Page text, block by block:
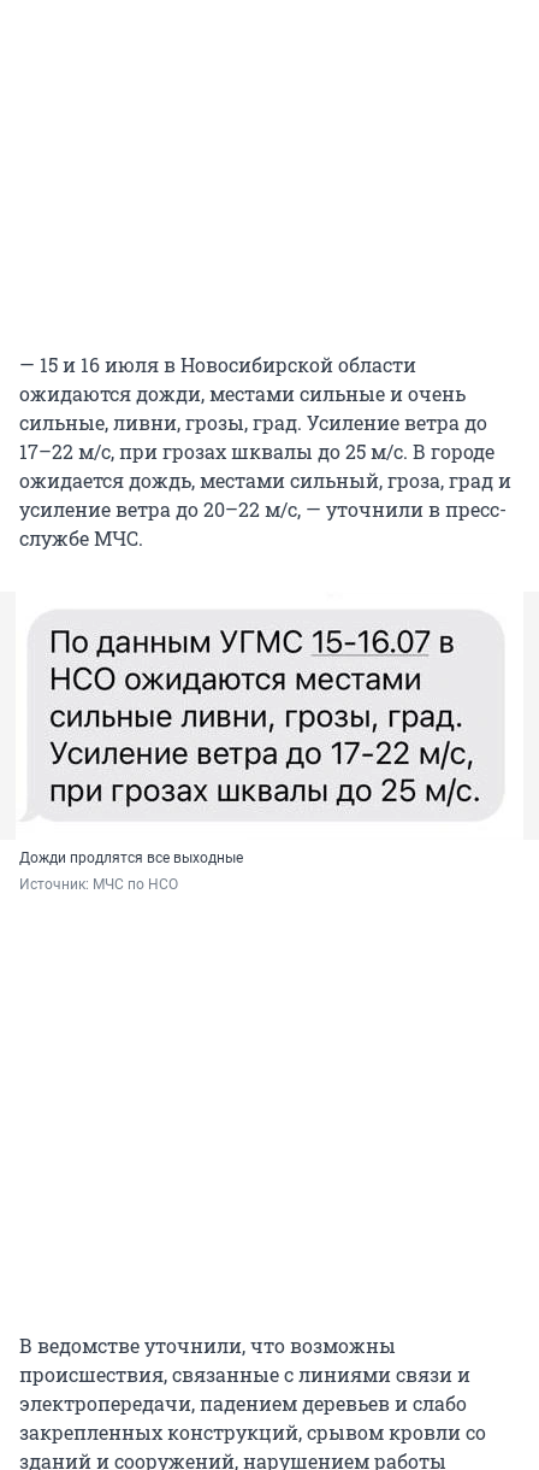
— 15 и 16 июля в Новосибирской области
ожидаются дожди, местами сильные и очень
сильные, ливни, грозы, град. Усиление ветра до
17–22 м/с, при грозах шквалы до 25 м/с. В городе
ожидается дождь, местами сильный, гроза, град и
усиление ветра до 20–22 м/с, — уточнили в пресс-
службе МЧС.
Дожди продлятся все выходные
Источник: МЧС по НСО
В ведомстве уточнили, что возможны
происшествия, связанные с линиями связи и
электропередачи, падением деревьев и слабо
закрепленных конструкций, срывом кровли со
зданий и сооружений, нарушением работы